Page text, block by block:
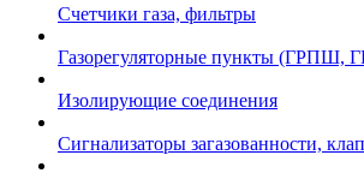
Счетчики газа, фильтры
Газорегуляторные пункты (ГРПШ,
Изолирующие соединения
Сигнализаторы загазованности,